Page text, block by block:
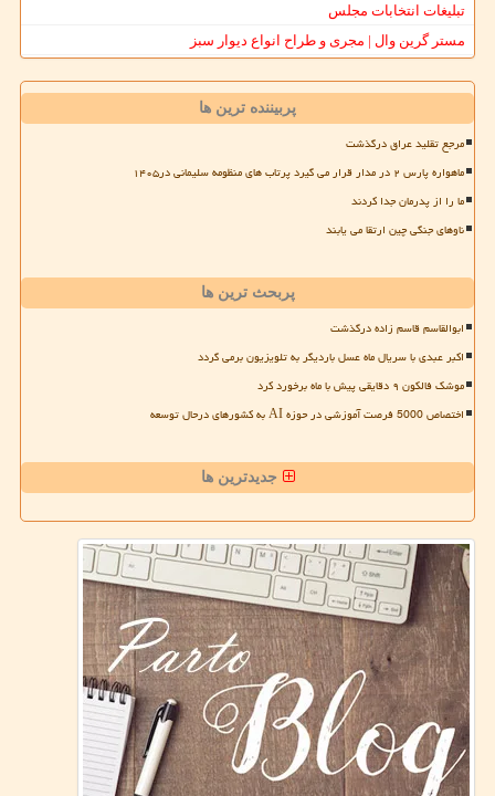
تبلیغات انتخابات مجلس
مستر گرین وال | مجری و طراح انواع دیوار سبز
پربیننده ترین ها
مرجع تقلید عراق درگذشت
ماهواره پارس ۲ در مدار قرار می گیرد پرتاب های منظومه سلیمانی در۱۴۰۵
ما را از پدرمان جدا کردند
ناوهای جنگی چین ارتقا می یابند
پربحث ترین ها
ابوالقاسم قاسم زاده درگذشت
اکبر عبدی با سریال ماه عسل باردیگر به تلویزیون برمی گردد
موشک فالکون ۹ دقایقی پیش با ماه برخورد کرد
اختصاص 5000 فرصت آموزشی در حوزه AI به کشورهای درحال توسعه
جدیدترین ها